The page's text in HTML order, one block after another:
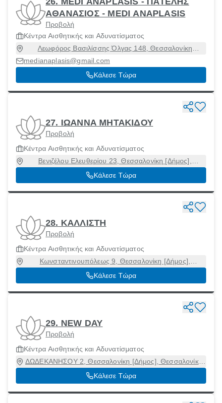
ΑΘΑΝΑΣΙΟΣ - MEDI ANAPLASIS
Προβολή
Κέντρα Αισθητικής και Αδυνατίσματος
Λεωφόρος Βασιλίσσης Όλγας 148, Θεσσαλονίκη
[Δήμος], Θεσσαλονίκη, 54645
medianaplasis@gmail.com
Κάλεσε Τώρα
27. ΙΩΑΝΝΑ ΜΗΤΑΚΙΔΟΥ
Προβολή
Κέντρα Αισθητικής και Αδυνατίσματος
Βενιζέλου Ελευθερίου 23, Θεσσαλονίκη [Δήμος],
Θεσσαλονίκη, 54624
Κάλεσε Τώρα
28. ΚΑΛΛΙΣΤΗ
Προβολή
Κέντρα Αισθητικής και Αδυνατίσματος
Κωνσταντινουπόλεως 9, Θεσσαλονίκη [Δήμος],
Θεσσαλονίκη, 54640
Κάλεσε Τώρα
29. NEW DAY
Προβολή
Κέντρα Αισθητικής και Αδυνατίσματος
ΔΩΔΕΚΑΝΗΣΟΥ 2, Θεσσαλονίκη [Δήμος], Θεσσαλονίκη,
54626
Κάλεσε Τώρα